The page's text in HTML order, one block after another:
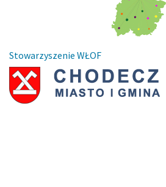
Stowarzyszenie WŁOF